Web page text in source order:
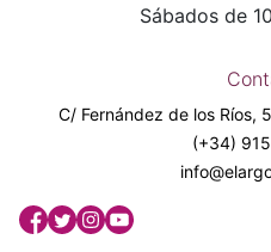
Sábados de
C/ Fernández de los Ríos,
(+34)